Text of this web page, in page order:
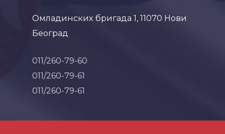
Омладинских бригада 1, 11070 Нови
Београд
011/260-79-60
011/260-79-61
011/260-79-61